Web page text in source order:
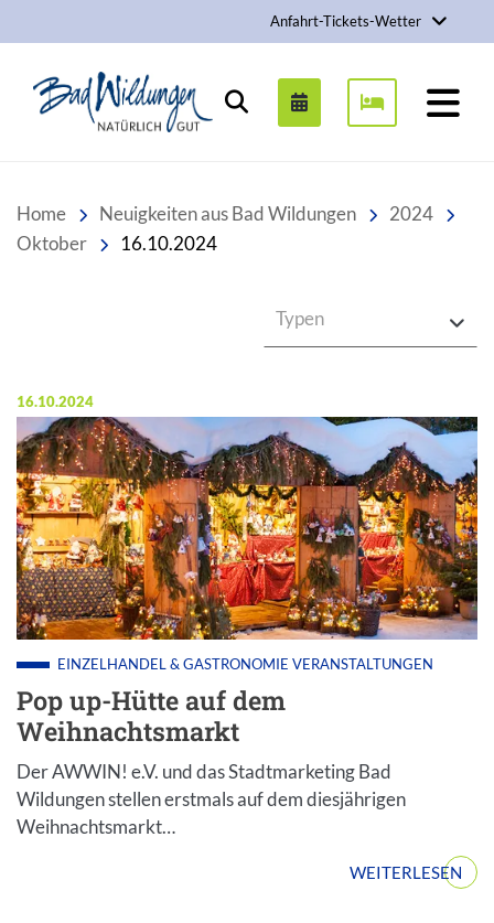
Anfahrt-Tickets-Wetter
Stadt Bad Wildungen
Suchen
Home Neuigkeiten aus Bad Wildungen
2024
Oktober
16.10.2024
Typen
Veröffentlicht am:
16.10.2024
AdobeStock
Pop up-Hütte auf dem
Weihnachtsmarkt
EINZELHANDEL & GASTRONOMIE VERANSTALTUNGEN
Der AWWIN! e.V. und das Stadtmarketing Bad
Wildungen stellen erstmals auf dem diesjährigen
Weihnachtsmarkt…
WEITERLESEN